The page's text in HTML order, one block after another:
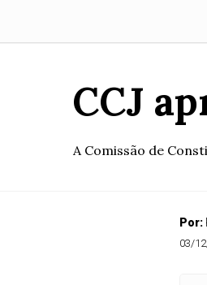
CCJ
A Comissão de
Por:
03/